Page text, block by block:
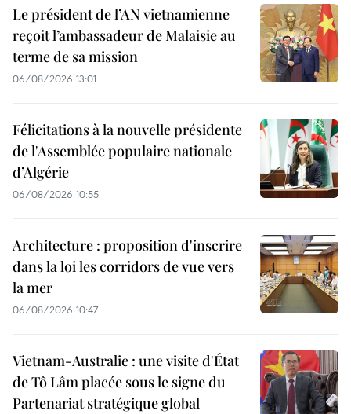
Le président de l’AN vietnamienne
reçoit l’ambassadeur de Malaisie au
terme de sa mission
06/08/2026 13:01
Félicitations à la nouvelle présidente
de l'Assemblée populaire nationale
d’Algérie
06/08/2026 10:55
Architecture : proposition d'inscrire
dans la loi les corridors de vue vers
la mer
06/08/2026 10:47
Vietnam-Australie : une visite d'État
de Tô Lâm placée sous le signe du
Partenariat stratégique global